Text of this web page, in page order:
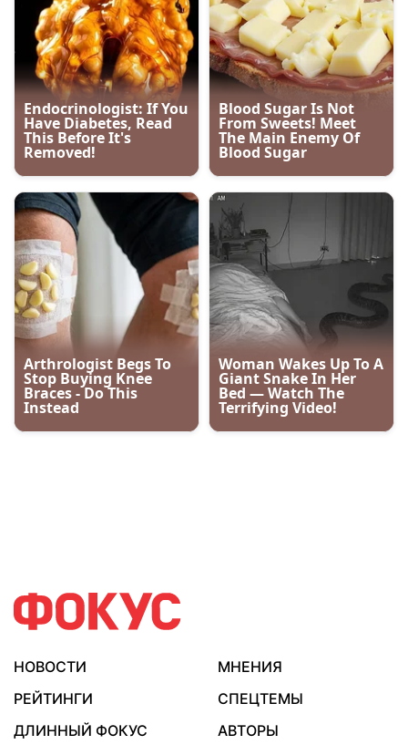
НОВОСТИ
МНЕНИЯ
РЕЙТИНГИ
СПЕЦТЕМЫ
ДЛИННЫЙ ФОКУС
АВТОРЫ